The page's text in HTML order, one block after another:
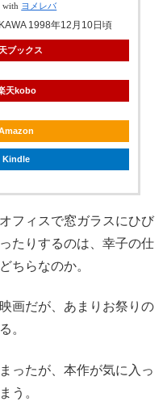
with ヨメレバ
1998年12月10日頃
ブックス
天kobo
Kindle
フィスで窓ガラスにひび
たりするのは、幸子の仕
ちらなのか。
画だが、あまりお祭りの
。
ったが、本作が気に入っ
う。